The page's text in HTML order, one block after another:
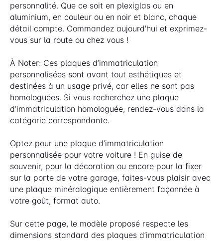
personnalité. Que ce soit en plexiglas ou en
aluminium, en couleur ou en noir et blanc, chaque
détail compte. Commandez aujourd'hui et exprimez-
vous sur la route ou chez vous !
À Noter: Ces plaques d’immatriculation
personnalisées sont avant tout esthétiques et
destinées à un usage privé, car elles ne sont pas
homologuées. Si vous recherchez une plaque
d’immatriculation homologuée, rendez-vous dans la
catégorie correspondante.
Optez pour une plaque d’immatriculation
personnalisée pour votre voiture ! En guise de
souvenir, pour la décoration ou encore pour la fixer
sur la porte de votre garage, faites-vous plaisir avec
une plaque minéralogique entièrement façonnée à
votre goût, format auto.
Sur cette page, le modèle proposé respecte les
dimensions standard des plaques d’immatriculation